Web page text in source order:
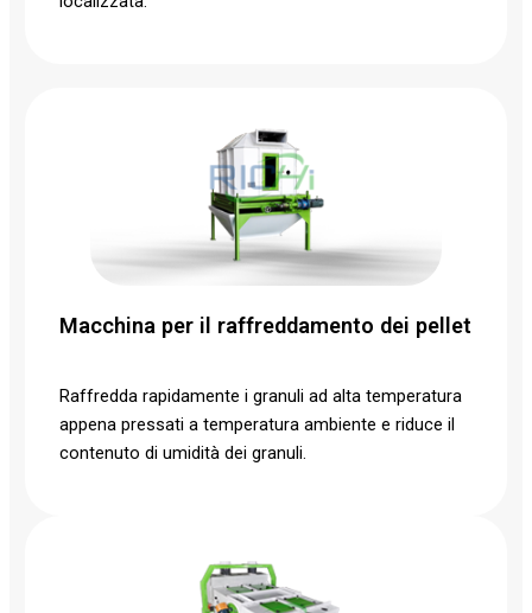
Macchina per il raffreddamento dei pellet
Raffredda rapidamente i granuli ad alta temperatura
appena pressati a temperatura ambiente e riduce il
contenuto di umidità dei granuli.